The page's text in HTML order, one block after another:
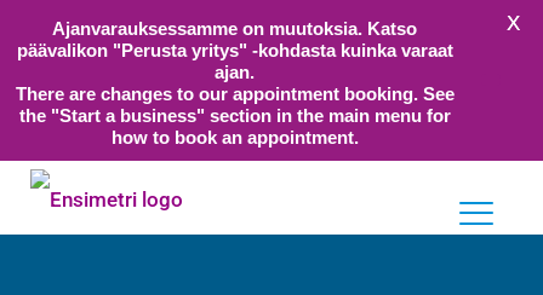
Ajanvarauksessamme on muutoksia. Katso
päävalikon "Perusta yritys" -kohdasta kuinka varaat
ajan.
There are changes to our appointment booking. See
the "Start a business" section in the main menu for
how to book an appointment.
X